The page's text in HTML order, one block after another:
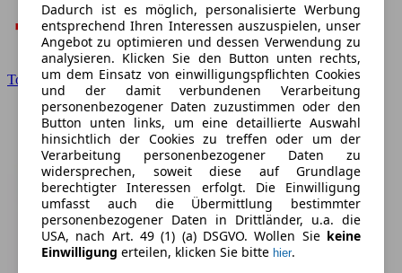
Toyota
Dadurch ist es möglich, personalisierte Werbung
entsprechend Ihren Interessen auszuspielen, unser
Angebot zu optimieren und dessen Verwendung zu
analysieren. Klicken Sie den Button unten rechts,
um dem Einsatz von einwilligungspflichten Cookies
und der damit verbundenen Verarbeitung
personenbezogener Daten zuzustimmen oder den
Button unten links, um eine detaillierte Auswahl
hinsichtlich der Cookies zu treffen oder um der
Verarbeitung personenbezogener Daten zu
widersprechen, soweit diese auf Grundlage
berechtigter Interessen erfolgt. Die Einwilligung
umfasst auch die Übermittlung bestimmter
personenbezogener Daten in Drittländer, u.a. die
USA, nach Art. 49 (1) (a) DSGVO. Wollen Sie keine
Einwilligung erteilen, klicken Sie bitte hier.